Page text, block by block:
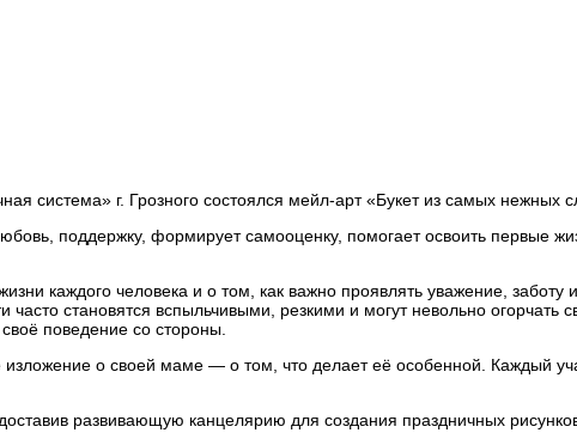
система» г. Грозного состоялся мейл-арт «Букет из самых нежных
поддержку, формирует самооценку, помогает освоить первые
каждого человека и о том, как важно проявлять уважение,
становятся вспыльчивыми, резкими и могут невольно огорчать
поведение со стороны.
о своей маме — о том, что делает её особенной. Каждый
развивающую канцелярию для создания праздничных рисунков